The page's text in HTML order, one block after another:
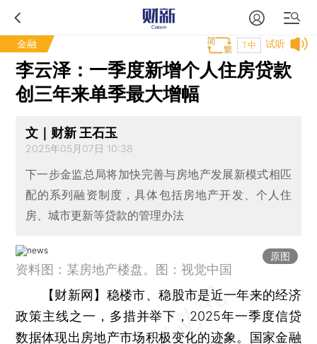
金融 试听
T中
李云泽：一季度新增个人住房贷款
创三年来单季最大增幅
文｜财新 王石玉
2025年05月07日 10:38
下一步金监总局将加快完善与房地产发展新模式相匹
配的系列融资制度，具体包括房地产开发、个人住
房、城市更新等贷款的管理办法
原图
资料图：某房地产楼盘。图：视觉中国
【财新网】 稳楼市、稳股市是近一年来的经济
政策主线之一，多措并举下，2025年一季度信贷
数据体现出房地产市场积极变化的迹象。国家金融